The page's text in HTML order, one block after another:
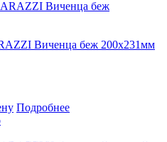
Виченца беж 200х231мм
Подробнее